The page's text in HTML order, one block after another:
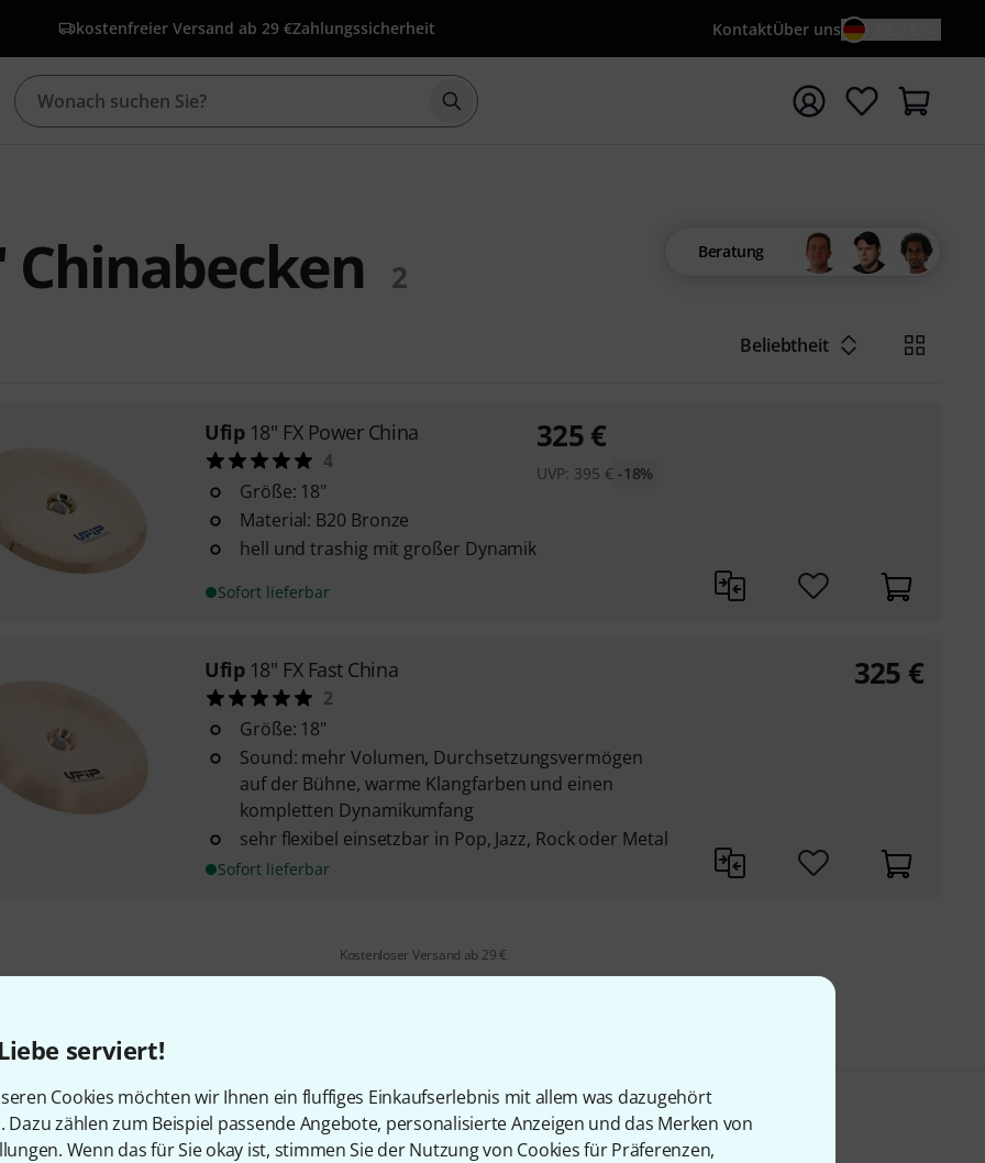
serviert!
Cookies möchten wir Ihnen ein fluffiges Einkaufserlebnis mit allem was dazugehört
Dazu zählen zum Beispiel passende Angebote, personalisierte Anzeigen und das Merken von
Wenn das für Sie okay ist, stimmen Sie der Nutzung von Cookies für Präferenzen,
kostenfreier Versand ab 29 €Zahlungssicherheit KontaktÜber uns
Suche mit Suchwort {searchTerm} starten
Chinabecken 2
Beratung
Beliebtheit
Ufip 18" FX Power China
4
Größe: 18"
Material: B20 Bronze
hell und trashig mit großer Dynamik
Sofort lieferbar
325 €
UVP: 395 € -18%
Ufip 18" FX Fast China
2
Größe: 18"
Sound: mehr Volumen, Durchsetzungsvermögen
auf der Bühne, warme Klangfarben und einen
kompletten Dynamikumfang
sehr flexibel einsetzbar in Pop, Jazz, Rock oder Metal
Sofort lieferbar
325 €
Kostenloser Versand ab 29 €
Alle Preise inkl. MwSt.
Gefällt Ihnen, was Sie sehen?